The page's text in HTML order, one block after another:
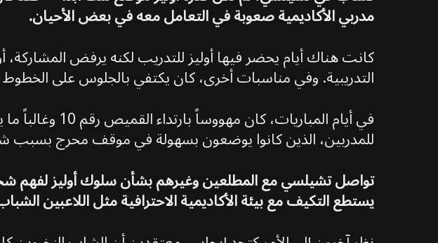
مدربي الأكاديمية صعوبة في التعامل معه في بعض الأحيان.
كانت هناك أيام يحضر فيها أوليز للتدريب لكنه يرفض
التدريبية. وفي مناسبات أخرى، كان يكتفي بالجلوس على الخطوط
في أيام
للمدربين، الذين كانوا يوضعون بسهولة في موقف محرج بسبب
تواصل تشيلسي مع المطلعين وغيرهم بشأن سلوك أوليز لفهم
يستطع التكيف مع بيئة الأكاديمية الاحترافية مثل اللاعبين